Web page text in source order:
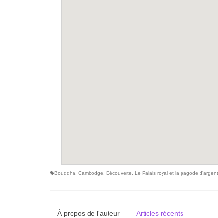
Bouddha Cambodge Découverte Le Palais royal et la pagode d'argent
À propos de l'auteur Articles récents